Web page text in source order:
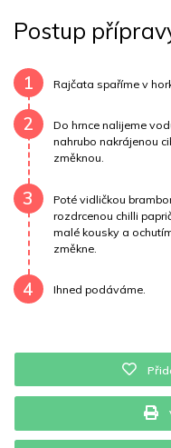
Uhlovodany 16 g
Draslík 543.8 mg
Vitamín B12
Vitamín E0.4 mg
Postup
1 Rajčata spaříme v
2
Do hrnce nalijeme
nahrubo nakrájenou
změknou.
3
Poté vidličkou
rozdrcenou chilli
malé kousky a
změkne.
4 Ihned podáváme.